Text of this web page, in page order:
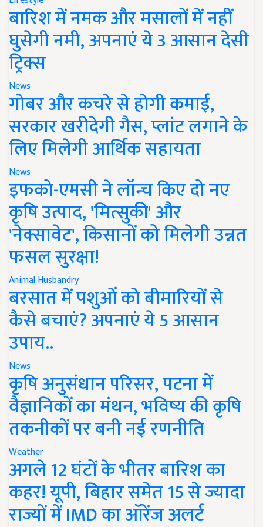
बारिश में नमक और मसालों में नहीं
घुसेगी नमी, अपनाएं ये 3 आसान देसी
ट्रिक्स
News
गोबर और कचरे से होगी कमाई,
सरकार खरीदेगी गैस, प्लांट लगाने के
लिए मिलेगी आर्थिक सहायता
News
इफको-एमसी ने लॉन्च किए दो नए
कृषि उत्पाद, 'मित्सुकी' और
'नेक्सावेट', किसानों को मिलेगी उन्नत
फसल सुरक्षा!
Animal Husbandry
बरसात में पशुओं को बीमारियों से
कैसे बचाएं? अपनाएं ये 5 आसान
उपाय..
News
कृषि अनुसंधान परिसर, पटना में
वैज्ञानिकों का मंथन, भविष्य की कृषि
तकनीकों पर बनी नई रणनीति
Weather
अगले 12 घंटों के भीतर बारिश का
कहर! यूपी, बिहार समेत 15 से ज्यादा
राज्यों में IMD का ऑरेंज अलर्ट